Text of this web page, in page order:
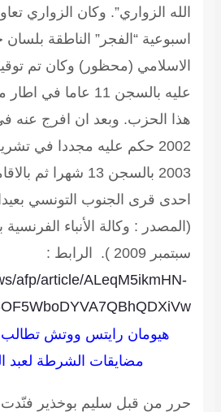
الله الزواري”. وكان الزواري
اسبوعية “الفجر” الناطقة
عليه بالسجن 11 عاما
هذا الحزب. وبعد ان افرج عنه
2002 حكم عليه مجددا في
2003 بالسجن 13 شهرا
احدى قرى الجنوب التونسي
سبتمبر 2009 ).
الرابط :
afp/article/ALeqM5ikmHN-
هيومان رايتس ووتش
مضايقات الشرطة لعبد
حرر من قبل سليم بوخذير